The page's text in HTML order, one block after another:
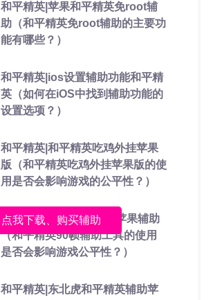
和平精英|苹果和平精英免root辅
助（和平精英免root辅助的主要功
能有哪些？）
和平精英|ios设置辅助功能和平精
英（如何在iOS中找到辅助功能的
设置选项？）
和平精英|和平精英吃鸡外挂苹果
版（和平精英吃鸡外挂苹果版的使
用是否会影响游戏的公平性？）
和平精英|和平精英90帧苹果辅助
（和平精英90帧辅助工具的使用
是否会影响游戏公平性？）
和平精英|东北虎和平精英辅助苹
点我下载、购买辅助